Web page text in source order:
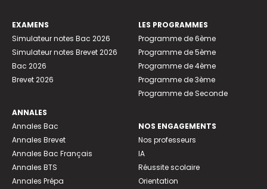
EXAMENS
Simulateur notes Bac 2026
Simulateur notes Brevet 2026
Bac 2026
Brevet 2026
ANNALES
Annales Bac
Annales Brevet
Annales Bac Français
Annales BTS
Annales Prépa
LES PROGRAMMES
Programme de 6ème
Programme de 5ème
Programme de 4ème
Programme de 3ème
Programme de Seconde
NOS ENGAGEMENTS
Nos professeurs
IA
Réussite scolaire
Orientation